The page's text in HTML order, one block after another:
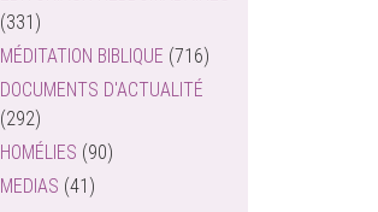
(331)
MÉDITATION BIBLIQUE (716)
DOCUMENTS D'ACTUALITÉ
(292)
HOMÉLIES (90)
MEDIAS (41)